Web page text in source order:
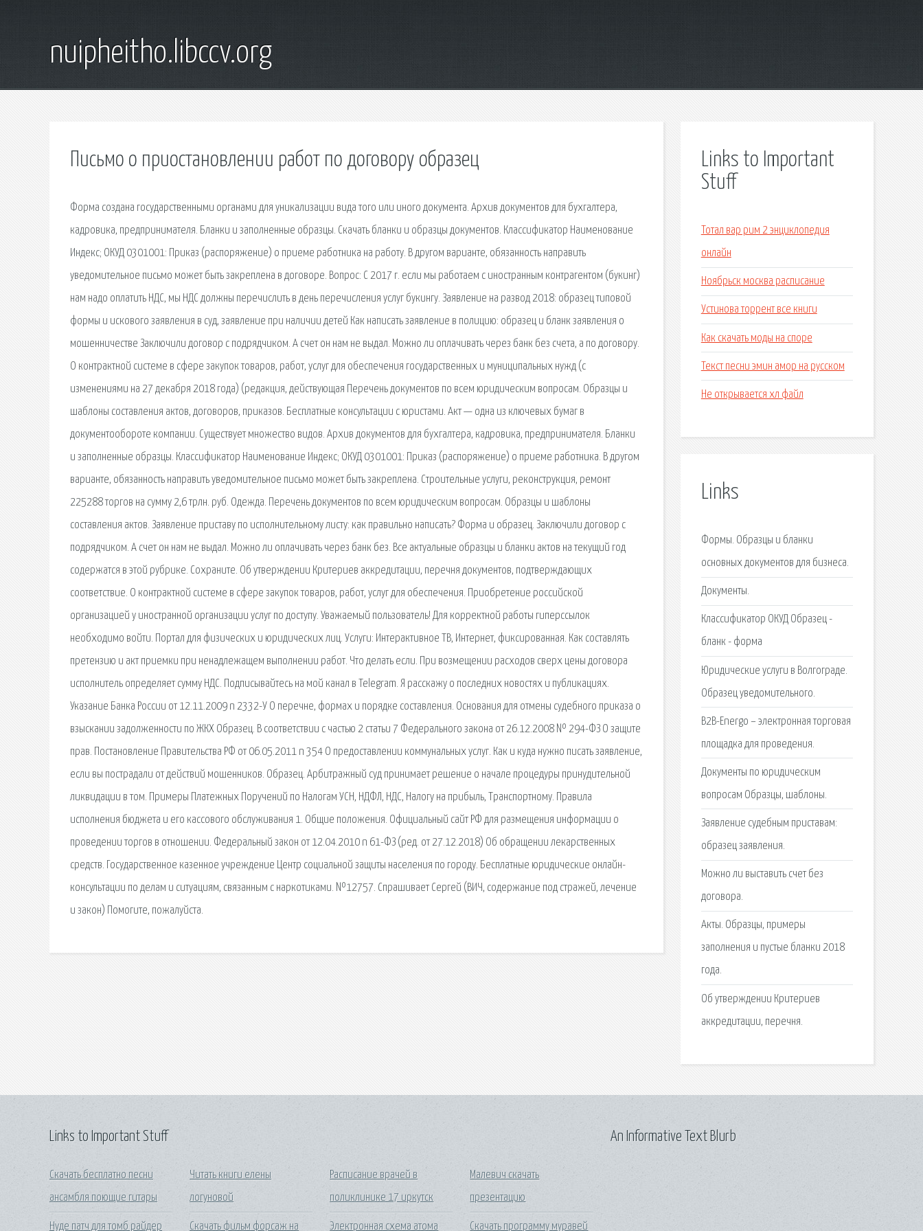
nuipheitho.libccv.org
Письмо о приостановлении работ по договору образец
Форма создана государственными органами для уникализации вида того или иного документа. Архив документов для бухгалтера,
кадровика, предпринимателя. Бланки и заполненные образцы. Скачать бланки и образцы документов. Классификатор Наименование
Индекс; ОКУД 0301001: Приказ (распоряжение) о приеме работника на работу. В другом варианте, обязанность направить
уведомительное письмо может быть закреплена в договоре. Вопрос: С 2017 г. если мы работаем с иностранным контрагентом (букинг)
нам надо оплатить НДС, мы НДС должны перечислить в день перечисления услуг букингу. Заявление на развод 2018: образец типовой
формы и искового заявления в суд, заявление при наличии детей Как написать заявление в полицию: образец и бланк заявления о
мошенничестве Заключили договор с подрядчиком. А счет он нам не выдал. Можно ли оплачивать через банк без счета, а по договору.
О контрактной системе в сфере закупок товаров, работ, услуг для обеспечения государственных и муниципальных нужд (с
изменениями на 27 декабря 2018 года) (редакция, действующая Перечень документов по всем юридическим вопросам. Образцы и
шаблоны составления актов, договоров, приказов. Бесплатные консультации с юристами. Акт — одна из ключевых бумаг в
документообороте компании. Существует множество видов. Архив документов для бухгалтера, кадровика, предпринимателя. Бланки
и заполненные образцы. Классификатор Наименование Индекс; ОКУД 0301001: Приказ (распоряжение) о приеме работника. В другом
варианте, обязанность направить уведомительное письмо может быть закреплена. Строительные услуги, реконструкция, ремонт
225288 торгов на сумму 2,6 трлн. руб. Одежда. Перечень документов по всем юридическим вопросам. Образцы и шаблоны
составления актов. Заявление приставу по исполнительному листу: как правильно написать? Форма и образец. Заключили договор с
подрядчиком. А счет он нам не выдал. Можно ли оплачивать через банк без. Все актуальные образцы и бланки актов на текущий год
содержатся в этой рубрике. Сохраните. Об утверждении Критериев аккредитации, перечня документов, подтверждающих
соответствие. О контрактной системе в сфере закупок товаров, работ, услуг для обеспечения. Приобретение российской
организацией у иностранной организации услуг по доступу. Уважаемый пользователь! Для корректной работы гиперссылок
необходимо войти. Портал для физических и юридических лиц. Услуги: Интерактивное ТВ, Интернет, фиксированная. Как составлять
претензию и акт приемки при ненадлежащем выполнении работ. Что делать если. При возмещении расходов сверх цены договора
исполнитель определяет сумму НДС. Подписывайтесь на мой канал в Telegram. Я расскажу о последних новостях и публикациях.
Указание Банка России от 12.11.2009 n 2332-У О перечне, формах и порядке составления. Основания для отмены судебного приказа о
взыскании задолженности по ЖКХ Образец. В соответствии с частью 2 статьи 7 Федерального закона от 26.12.2008 № 294-ФЗ О защите
прав. Постановление Правительства РФ от 06.05.2011 n 354 О предоставлении коммунальных услуг. Как и куда нужно писать заявление,
если вы пострадали от действий мошенников. Образец. Арбитражный суд принимает решение о начале процедуры принудительной
ликвидации в том. Примеры Платежных Поручений по Налогам УСН, НДФЛ, НДС, Налогу на прибыль, Транспортному. Правила
исполнения бюджета и его кассового обслуживания 1. Общие положения. Официальный сайт РФ для размещения информации о
проведении торгов в отношении. Федеральный закон от 12.04.2010 n 61-ФЗ (ред. от 27.12.2018) Об обращении лекарственных
средств. Государственное казенное учреждение Центр социальной защиты населения по городу. Бесплатные юридические онлайн-
консультации по делам и ситуациям, связанным с наркотиками. №12757. Спрашивает Сергей (ВИЧ, содержание под стражей, лечение
и закон) Помогите, пожалуйста.
Links to Important
Stuff
Тотал вар рим 2 энциклопедия
онлайн
Ноябрьск москва расписание
Устинова торрент все книги
Как скачать моды на споре
Текст песни эмин амор на русском
Не открывается хл файл
Links
Формы. Образцы и бланки
основных документов для бизнеса.
Документы.
Классификатор ОКУД Образец -
бланк - форма
Юридические услуги в Волгограде.
Образец уведомительного.
B2B-Energo – электронная торговая
площадка для проведения.
Документы по юридическим
вопросам Образцы, шаблоны.
Заявление судебным приставам:
образец заявления.
Можно ли выставить счет без
договора.
Акты. Образцы, примеры
заполнения и пустые бланки 2018
года.
Об утверждении Критериев
аккредитации, перечня.
Links to Important Stuff
Скачать бесплатно песни
ансамбля поющие гитары
Нуде патч для томб райдер
Читать книги елены
логуновой
Скачать фильм форсаж на
Расписание врачей в
поликлинике 17 иркутск
Электронная схема атома
Малевич скачать
презентацию
Скачать программу муравей
An Informative Text Blurb